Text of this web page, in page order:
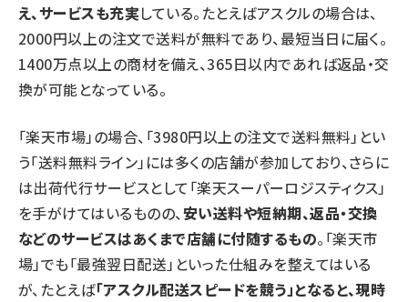
え、サービスも充実している。たとえばアスクルの場合は、
2000円以上の注文で送料が無料であり、最短当日に届く。
1400万点以上の商材を備え、365日以内であれば返品・交
換が可能となっている。
「楽天市場」の場合、「3980円以上の注文で送料無料」とい
う「送料無料ライン」には多くの店舗が参加しており、さらに
は出荷代行サービスとして「楽天スーパーロジスティクス」
を手がけてはいるものの、安い送料や短納期、返品・交換
などのサービスはあくまで店舗に付随するもの。「楽天市
場」でも「最強翌日配送」といった仕組みを整えてはいる
が、たとえば「アスクル配送スピードを競う」となると、現時